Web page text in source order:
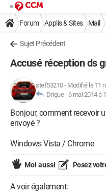
Forum Applis & Sites Mail
Sujet Précédent
Accusé réception ds
stef53210- Modifié le 11
Drigue - 6 mai 2014 à
Bonjour, comment recevoir
envoyé ?
Windows Vista / Chrome
Moi aussi Posez
A voir également: